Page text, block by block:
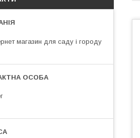
магазин для саду і городу